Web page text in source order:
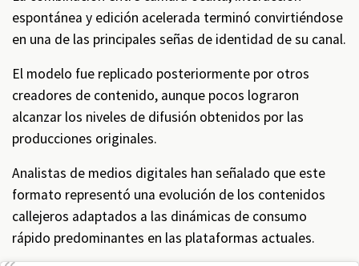
espontánea y edición acelerada terminó convirtiéndose
en una de las principales señas de identidad de su canal.
El modelo fue replicado posteriormente por otros
creadores de contenido, aunque pocos lograron
alcanzar los niveles de difusión obtenidos por las
producciones originales.
Analistas de medios digitales han señalado que este
formato representó una evolución de los contenidos
callejeros adaptados a las dinámicas de consumo
rápido predominantes en las plataformas actuales.